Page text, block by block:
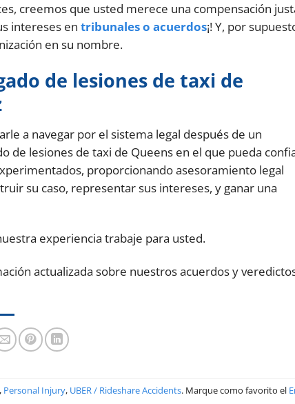
creemos que usted merece una compensación
intereses entribunales o acuerdos¡! Y, por
en su nombre.
de lesiones de taxi de
a navegar por el sistema legal después de un
de lesiones de taxi de Queens en el que pueda
proporcionando asesoramiento legal
su caso, representar sus intereses, y ganar una
experiencia trabaje para usted.
actualizada sobre nuestros acuerdos y
, Personal Injury, UBER / Rideshare Accidents. Marque como favorito el